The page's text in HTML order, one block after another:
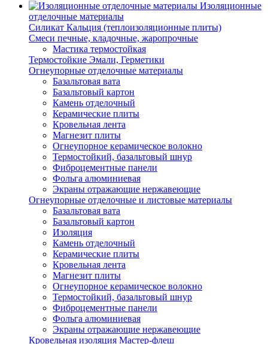
Изоляционные
отделочные материалы
Силикат Кальция (теплоизоляционные плиты)
Смеси печные, кладочные, жаропрочные
Мастика термостойкая
Термостойкие Эмали, Герметики
Огнеупорные отделочные материалы
Базальтовая вата
Базальтовый картон
Камень отделочный
Керамические плиты
Кровельная лента
Магнезит плиты
Огнеупорное керамическое волокно
Термостойкий, базальтовый шнур
Фиброцементные панели
Фольга алюминиевая
Экраны отражающие нержавеющие
Огнеупорные отделочные и листовые материалы
Базальтовая вата
Базальтовый картон
Изоляция
Камень отделочный
Керамические плиты
Кровельная лента
Магнезит плиты
Огнеупорное керамическое волокно
Термостойкий, базальтовый шнур
Фиброцементные панели
Фольга алюминиевая
Экраны отражающие нержавеющие
Кровельная изоляция Мастер-флеш